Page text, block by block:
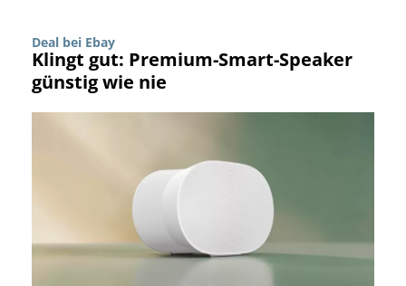
Deal bei Ebay
Klingt gut: Premium-Smart-Speaker
günstig wie nie